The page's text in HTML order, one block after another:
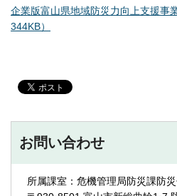
企業版富山県地域防災力向上支援事
344KB）
お問い合わせ
所属課室：危機管理局防災課防